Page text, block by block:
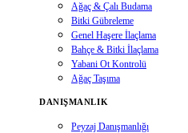
Ağaç & Çalı Budama
Bitki Gübreleme
Genel Haşere İlaçlama
Bahçe & Bitki İlaçlama
Yabani Ot Kontrolü
Ağaç Taşıma
DANIŞMANLIK
Peyzaj Danışmanlığı